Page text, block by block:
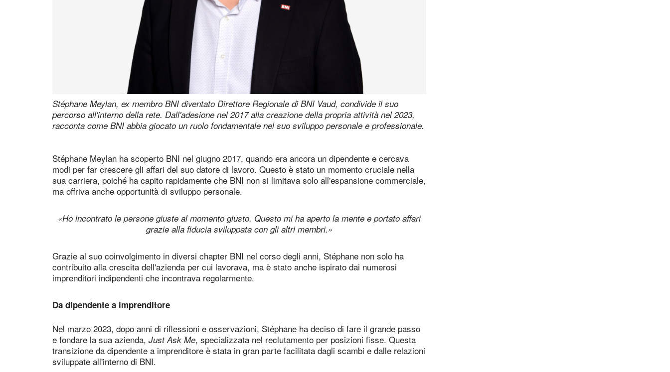
Stéphane Meylan, ex membro BNI diventato Direttore Regionale di BNI Vaud, condivide il suo
percorso all'interno della rete. Dall'adesione nel 2017 alla creazione della propria attività nel 2023,
racconta come BNI abbia giocato un ruolo fondamentale nel suo sviluppo personale e professionale.
Stéphane Meylan ha scoperto BNI nel giugno 2017, quando era ancora un dipendente e cercava
modi per far crescere gli affari del suo datore di lavoro. Questo è stato un momento cruciale nella
sua carriera, poiché ha capito rapidamente che BNI non si limitava solo all'espansione commerciale,
ma offriva anche opportunità di sviluppo personale.
«Ho incontrato le persone giuste al momento giusto. Questo mi ha aperto la mente e portato affari
grazie alla fiducia sviluppata con gli altri membri.»
Grazie al suo coinvolgimento in diversi chapter BNI nel corso degli anni, Stéphane non solo ha
contribuito alla crescita dell'azienda per cui lavorava, ma è stato anche ispirato dai numerosi
imprenditori indipendenti che incontrava regolarmente.
Da dipendente a imprenditore
Nel marzo 2023, dopo anni di riflessioni e osservazioni, Stéphane ha deciso di fare il grande passo
e fondare la sua azienda, Just Ask Me, specializzata nel reclutamento per posizioni fisse. Questa
transizione da dipendente a imprenditore è stata in gran parte facilitata dagli scambi e dalle relazioni
sviluppate all'interno di BNI.